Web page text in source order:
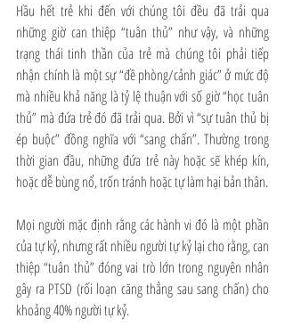
Hầu hết trẻ khi đến với chúng tôi đều đã trải qua
những giờ can thiệp “tuân thủ” như vậy, và những
trạng thái tinh thần của trẻ mà chúng tôi phải tiếp
nhận chính là một sự “đề phòng/cảnh giác” ở mức độ
mà nhiều khả năng là tỷ lệ thuận với số giờ “học tuân
thủ” mà đứa trẻ đó đã trải qua. Bởi vì “sự tuân thủ bị
ép buộc” đồng nghĩa với “sang chấn”. Thường trong
thời gian đầu, những đứa trẻ này hoặc sẽ khép kín,
hoặc dễ bùng nổ, trốn tránh hoặc tự làm hại bản thân.
Mọi người mặc định rằng các hành vi đó là một phần
của tự kỷ, nhưng rất nhiều người tự kỷ lại cho rằng, can
thiệp “tuân thủ” đóng vai trò lớn trong nguyên nhân
gây ra PTSD (rối loạn căng thẳng sau sang chấn) cho
khoảng 40% người tự kỷ.